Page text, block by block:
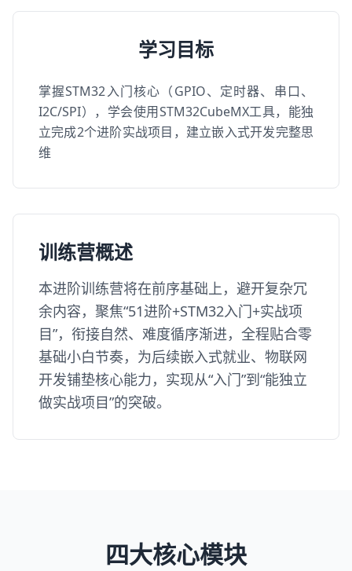
学习目标
掌握STM32入门核心（GPIO、定时器、串口、
I2C/SPI），学会使用STM32CubeMX工具，能独
立完成2个进阶实战项目，建立嵌入式开发完整思
维
训练营概述
本进阶训练营将在前序基础上，避开复杂冗
余内容，聚焦“51进阶+STM32入门+实战项
目”，衔接自然、难度循序渐进，全程贴合零
基础小白节奏，为后续嵌入式就业、物联网
开发铺垫核心能力，实现从“入门”到“能独立
做实战项目”的突破。
四大核心模块